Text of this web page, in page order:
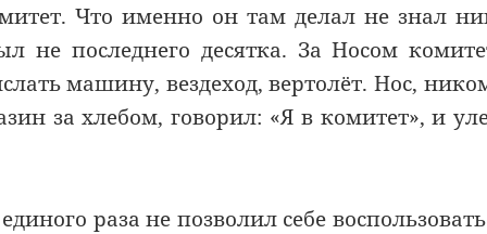
Что именно он там делал не знал
не последнего десятка. ЗаНосом
машину, вездеход,вертолёт.Нос,
за хлебом, говорил: «Я в комитет», и
раза не позволил себе